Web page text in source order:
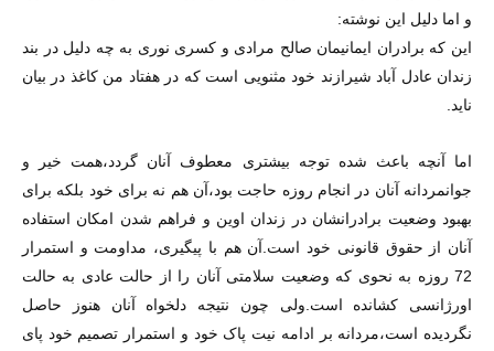
و اما دلیل این نوشته:
این که برادران ایمانیمان صالح مرادی و کسری نوری به چه دلیل در بند
زندان عادل آباد شیرازند خود مثنویی است که در هفتاد من کاغذ در بیان
ناید.
اما آنچه باعث شده توجه بیشتری معطوف آنان گردد،همت خیر و
جوانمردانه آنان در انجام روزه حاجت بود،آن هم نه برای خود بلکه برای
بهبود وضعیت برادرانشان در زندان اوین و فراهم شدن امکان استفاده
آنان از حقوق قانونی خود است.آن هم با پیگیری، مداومت و استمرار
72 روزه به نحوی که وضعیت سلامتی آنان را از حالت عادی به حالت
اورژانسی کشانده است.ولی چون نتیجه دلخواه آنان هنوز حاصل
نگردیده است،مردانه بر ادامه نیت پاک خود و استمرار تصمیم خود پای